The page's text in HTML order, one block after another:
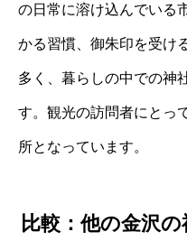
の日常に溶け込んでいる
かる習慣、御朱印を受け
多く、暮らしの中での神
す。観光の訪問者にとっ
所となっています。
比較：他の金沢